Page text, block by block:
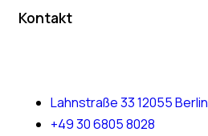
Kontakt
Lahnstraße 33 12055 Berlin
+49 30 6805 8028